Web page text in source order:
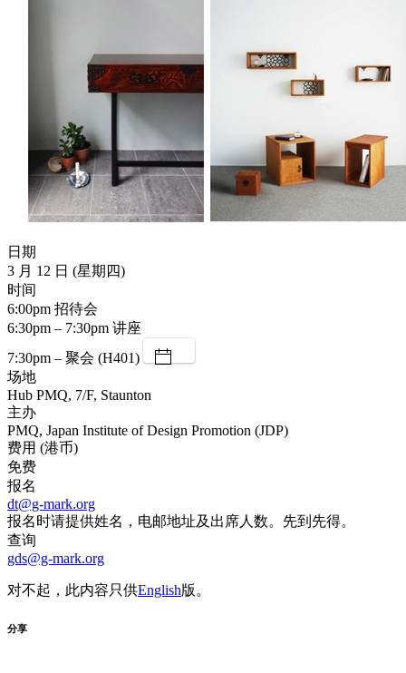
日期
3 月 12 日 (星期四)
时间
6:00pm 招待会
6:30pm – 7:30pm 讲座
7:30pm – 聚会 (H401)
场地
Hub PMQ, 7/F, Staunton
主办
PMQ, Japan Institute of Design Promotion (JDP)
费用 (港币)
免费
报名
dt@g-mark.org
报名时请提供姓名，电邮地址及出席人数。先到先得。
查询
gds@g-mark.org
对不起，此内容只供English版。
分享